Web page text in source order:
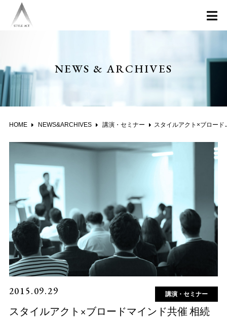
NEWS & ARCHIVES
HOME NEWS&ARCHIVES 講演・セミナー スタイルアクト×ブロードマインド共催 相続対策セミナー～大増税時代に備えて～
2015.09.29 講演・セミナー
スタイルアクト×ブロードマインド共催 相続